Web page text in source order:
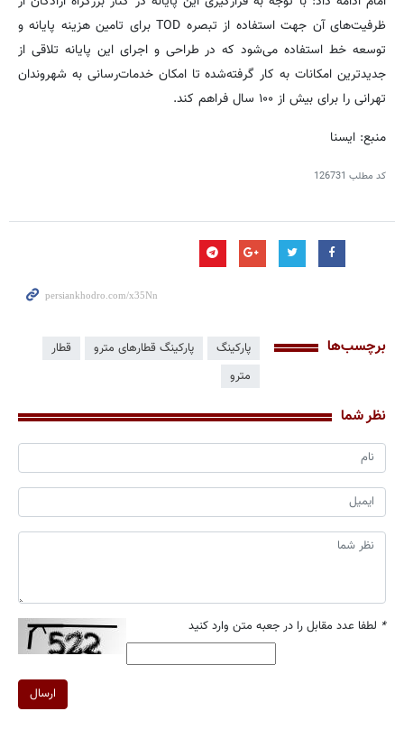
ظرفیت‌های آن جهت استفاده از تبصره TOD برای تامین هزینه پایانه و
توسعه خط استفاده می‌شود که در طراحی و اجرای این پایانه تلاقی از
جدیدترین امکانات به کار گرفته‌شده تا امکان خدمات‌رسانی به شهروندان
تهرانی را برای بیش از ۱۰۰ سال فراهم کند.
منبع: ایسنا
کد مطلب 126731
برچسب‌ها پارکینگ پارکینگ قطارهای مترو
قطار
مترو
نظر شما
* لطفا عدد مقابل را در جعبه متن وارد کنید
ارسال